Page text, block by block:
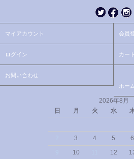
マイアカウント 会員
ログイン カー
お問い合わせ
ホーム
2026年8月
日
月 火 水
3 4 5 6
10 12